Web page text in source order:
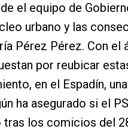
el equipo de
urbano y las
Pérez Pérez. Con el
por reubicar
en el Espadín,
ha asegurado si el
los comicios del